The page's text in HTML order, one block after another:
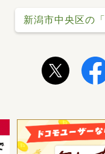
新潟市中央区の「